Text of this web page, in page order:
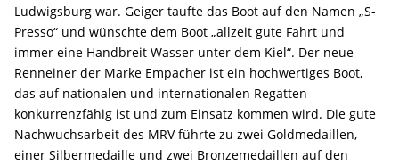
Ludwigsburg war. Geiger taufte das Boot auf den Namen „S-
Presso“ und wünschte dem Boot „allzeit gute Fahrt und
immer eine Handbreit Wasser unter dem Kiel“. Der neue
Renneiner der Marke Empacher ist ein hochwertiges Boot,
das auf nationalen und internationalen Regatten
konkurrenzfähig ist und zum Einsatz kommen wird. Die gute
Nachwuchsarbeit des MRV führte zu zwei Goldmedaillen,
einer Silbermedaille und zwei Bronzemedaillen auf den